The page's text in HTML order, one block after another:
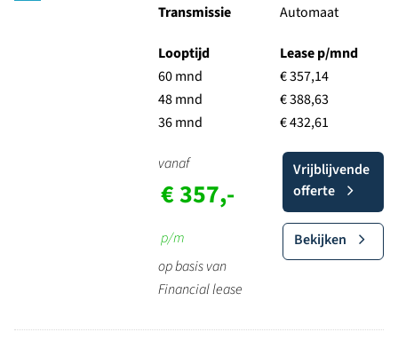
Transmissie
Automaat
Looptijd
60 mnd
48 mnd
36 mnd
Lease p/mnd
€ 357,14
€ 388,63
€ 432,61
vanaf
€ 357,-
p/m
op basis van
Financial lease
Vrijblijvende
offerte
Bekijken